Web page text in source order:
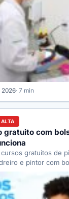
2026· 7 min
ALTA
gratuito com
gratuitos de
e pintor com